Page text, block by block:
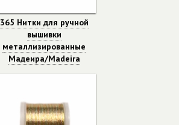
365 Нитки для ручной
вышивки
металлизированные
Мадеира/Madeira